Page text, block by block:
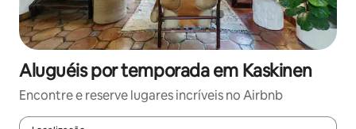
Aluguéis por temporada em Kaskinen
Encontre e reserve lugares incríveis no Airbnb